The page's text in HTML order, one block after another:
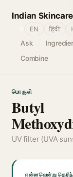
Indian
Ask
Combine
EN हिंदी
பொருள்
Butyl
UV filter (UVA
என்னவென்று